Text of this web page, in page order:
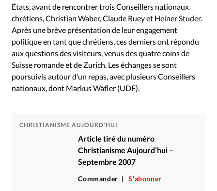
Vécu
Vie Intérieure
États, avant de rencontrer trois Conseillers nationaux
chrétiens, Christian Waber, Claude Ruey et Heiner Studer.
Après une brève présentation de leur engagement
politique en tant que chrétiens, ces derniers ont répondu
aux questions des visiteurs, venus des quatre coins de
Suisse romande et de Zurich. Les échanges se sont
poursuivis autour d’un repas, avec plusieurs Conseillers
nationaux, dont Markus Wäfler (UDF).
CHRISTIANISME AUJOURD'HUI
Article tiré du numéro
Christianisme Aujourd’hui –
Septembre 2007
Commander S’abonner